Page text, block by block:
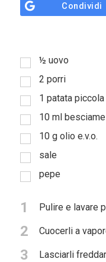
Il
Sostieni
ci
Condividi
½ uovo
2 porri
1 patata piccola
10 ml
10 g olio e.v.o.
sale
pepe
1 Pulire e lavare
2 Cuocerli a
3 Lasciarli